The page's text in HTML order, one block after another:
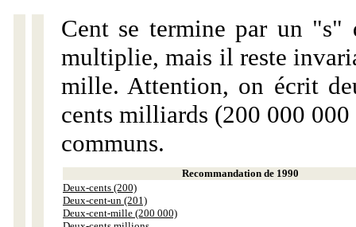
Cent se termine par un "s"
multiplie, mais il reste
mille. Attention, on écrit
cents milliards (200 000
communs.
Recommandation de 1990
Deux-cents (200)
Deux-cent-un (201)
Deux-cent-mille (200 000)